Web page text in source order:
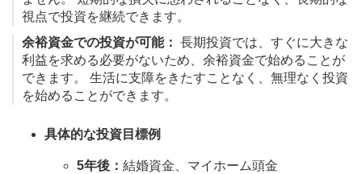
視点で投資を継続できます。
余裕資金での投資が可能： 長期投資では、すぐに大きな
利益を求める必要がないため、余裕資金で始めることが
できます。 生活に支障をきたすことなく、無理なく投資
を始めることができます。
具体的な投資目標例
5年後： 結婚資金、マイホーム頭金